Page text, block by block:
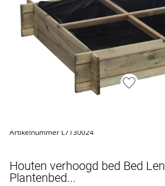
Artikelnummer L7130024
Houten verhoogd bed Bed
Plantenbed...